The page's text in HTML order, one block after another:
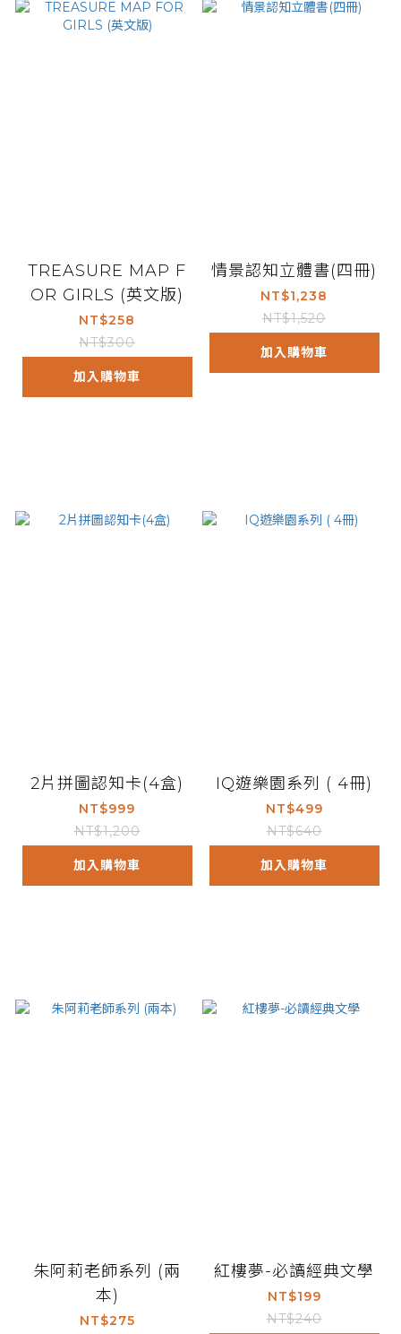
TREASURE MAP F
OR GIRLS (英文版)
NT$258
NT$300
加入購物車
情景認知立體書(四冊)
NT$1,238
NT$1,520
加入購物車
2片拼圖認知卡(4盒)
NT$999
NT$1,200
加入購物車
IQ遊樂園系列 ( 4冊)
NT$499
NT$640
加入購物車
朱阿莉老師系列 (兩
本)
NT$275
紅樓夢-必讀經典文學
NT$199
NT$240